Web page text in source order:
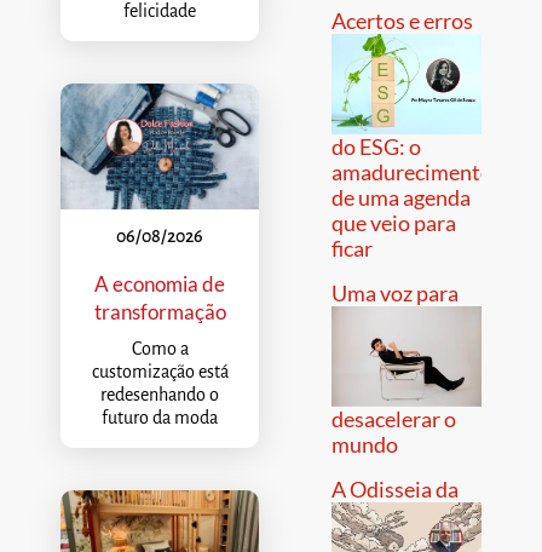
felicidade
06/08/2026
A economia de
transformação
Como a
customização está
redesenhando o
futuro da moda
Acertos e erros
do ESG: o
amadurecimento
de uma agenda
que veio para
ficar
Uma voz para
desacelerar o
mundo
A Odisseia da